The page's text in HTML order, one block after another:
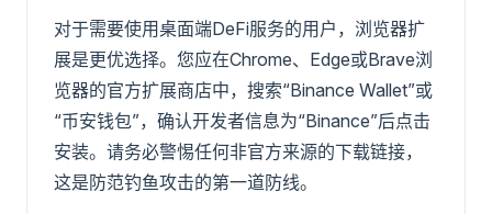
对于需要使用桌面端DeFi服务的用户，浏览器扩
展是更优选择。您应在Chrome、Edge或Brave浏
览器的官方扩展商店中，搜索“Binance Wallet”或
“币安钱包”，确认开发者信息为“Binance”后点击
安装。请务必警惕任何非官方来源的下载链接，
这是防范钓鱼攻击的第一道防线。